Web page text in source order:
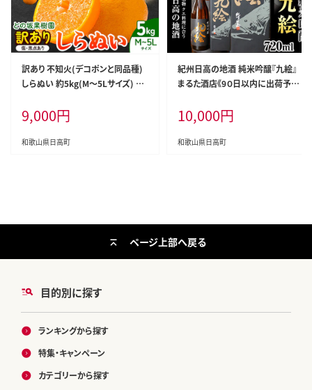
訳あり 不知火(デコポンと同品種)
しらぬい 約5kg(M～5Lサイズ) ど
上旬頃出荷》 和歌山県 日高町 しら
ぬい でこぽん 旬 果物 フルーツ 柑
橘 訳あり不知火 訳ありデコポン 訳
9,000円
和歌山県日高町
紀州日高の地酒 純米吟醸『九絵』
まるた酒店《9０日以内に出荷予定
純米吟醸 地酒 ---wsh_marukue_
90d_22_10000_1p---
10,000円
和歌山県日高町
目的別に探す
ランキングから探す
特集・キャンペーン
カテゴリーから探す
ページ上部へ戻る